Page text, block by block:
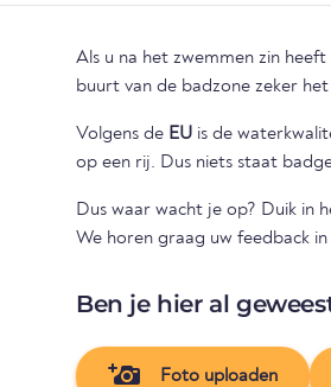
Als u na het zwemmen zin
buurt van de badzone zeker
Volgens de EU is de
op een rij. Dus niets staat
Dus waar wacht je op? Duik in
We horen graag uw feedback
Ben je hier al
Foto uploaden